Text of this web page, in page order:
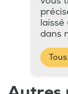
dans